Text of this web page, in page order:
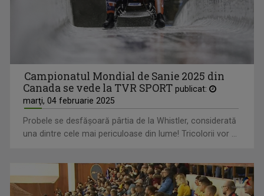
Campionatul Mondial de Sanie 2025 din
Canada se vede la TVR SPORTpublicat:
marţi, 04 februarie 2025
Probele se desfăşoară pârtia de la Whistler, considerată
una dintre cele mai periculoase din lume! Tricolorii vor ...